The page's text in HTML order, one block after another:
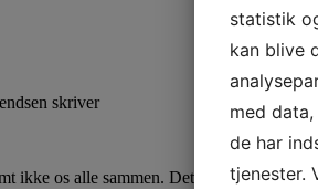
skriver
ikke os alle sammen. Det er deres IP,
statistik
kan blive
med
de har
tjenester.